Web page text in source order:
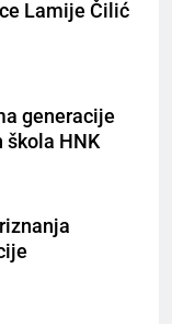
Lamije Čilić
generacije
škola HNK